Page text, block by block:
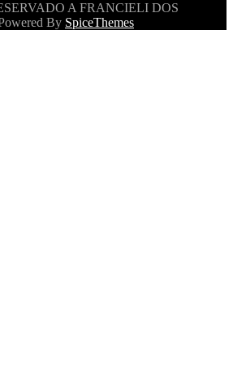
A FRANCIELI DOS
By SpiceThemes